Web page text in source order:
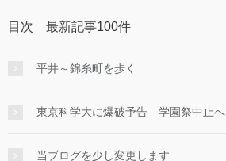
目次 最新記事100件
平井～錦糸町を歩く
東京科学大に爆破予告 学園祭中止へ
当ブログを少し変更します